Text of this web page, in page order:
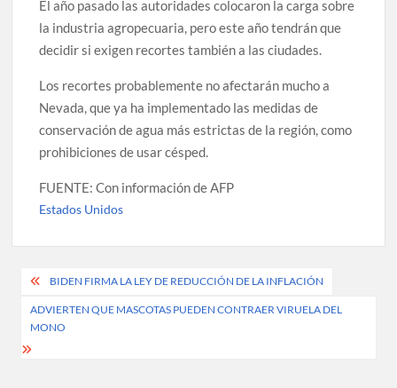
El año pasado las autoridades colocaron la carga sobre
la industria agropecuaria, pero este año tendrán que
decidir si exigen recortes también a las ciudades.
Los recortes probablemente no afectarán mucho a
Nevada, que ya ha implementado las medidas de
conservación de agua más estrictas de la región, como
prohibiciones de usar césped.
FUENTE: Con información de AFP
Estados Unidos
Post
navigation
BIDEN FIRMA LA LEY DE REDUCCIÓN DE LA INFLACIÓN
ADVIERTEN QUE MASCOTAS PUEDEN CONTRAER VIRUELA DEL
MONO